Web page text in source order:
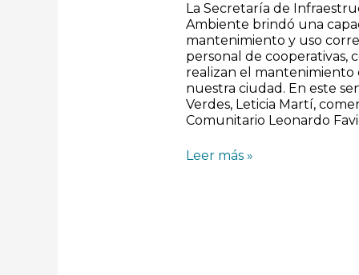
La Secretaría de
Ambiente brindó una
mantenimiento y uso
personal de cooperativas,
realizan el mantenimiento
nuestra ciudad. En este
Verdes, Leticia Martí,
Comunitario Leonardo
Leer más »